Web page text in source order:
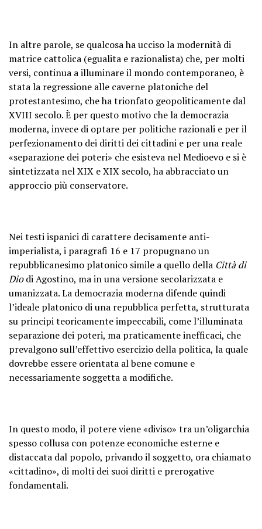
In altre parole, se qualcosa ha ucciso la modernità di
matrice cattolica (egualita e razionalista) che, per molti
versi, continua a illuminare il mondo contemporaneo, è
stata la regressione alle caverne platoniche del
protestantesimo, che ha trionfato geopoliticamente dal
XVIII secolo. È per questo motivo che la democrazia
moderna, invece di optare per politiche razionali e per il
perfezionamento dei diritti dei cittadini e per una reale
«separazione dei poteri» che esisteva nel Medioevo e si è
sintetizzata nel XIX e XIX secolo, ha abbracciato un
approccio più conservatore.
Nei testi ispanici di carattere decisamente anti-
imperialista, i paragrafi 16 e 17 propugnano un
repubblicanesimo platonico simile a quello della Città di
Diodi Agostino, ma in una versione secolarizzata e
umanizzata. La democrazia moderna difende quindi
l’ideale platonico di una repubblica perfetta, strutturata
su principi teoricamente impeccabili, come l’illuminata
separazione dei poteri, ma praticamente inefficaci, che
prevalgono sull’effettivo esercizio della politica, la quale
dovrebbe essere orientata al bene comune e
necessariamente soggetta a modifiche.
In questo modo, il potere viene «diviso» tra un’oligarchia
spesso collusa con potenze economiche esterne e
distaccata dal popolo, privando il soggetto, ora chiamato
«cittadino», di molti dei suoi diritti e prerogative
fondamentali.